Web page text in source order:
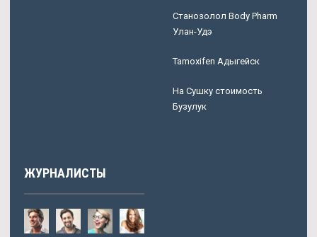
Станозолол Body Pharm
Улан-Удэ
Tamoxifen Адыгейск
На Сушку стоимость
Бузулук
ЖУРНАЛИСТЫ